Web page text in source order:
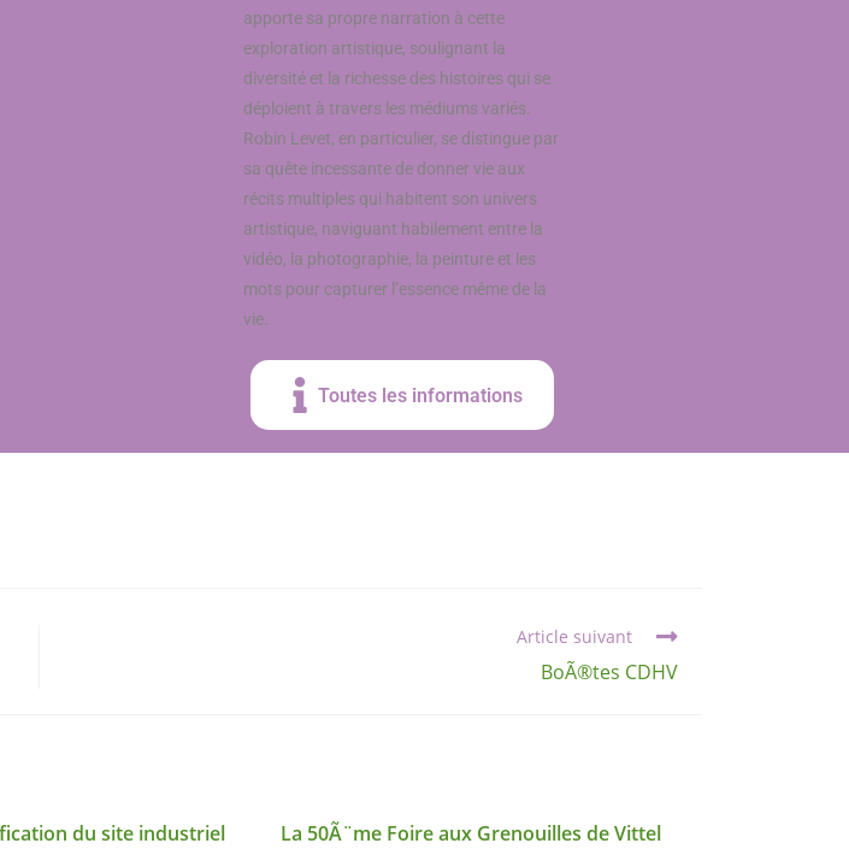
apporte sa propre narration à cette
exploration artistique, soulignant la
diversité et la richesse des histoires qui se
déploient à travers les médiums variés.
Robin Levet, en particulier, se distingue par
sa quête incessante de donner vie aux
récits multiples qui habitent son univers
artistique, naviguant habilement entre la
vidéo, la photographie, la peinture et les
mots pour capturer l’essence même de la
vie.
Toutes les informations
Article suivant
BoÃ®tes CDHV
du site industriel La 50Ã¨me Foire aux Grenouilles de Vittel